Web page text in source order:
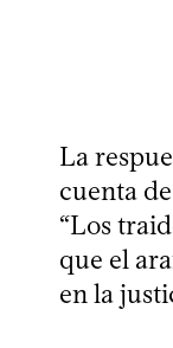
La
cuenta
“Los
que el
en la